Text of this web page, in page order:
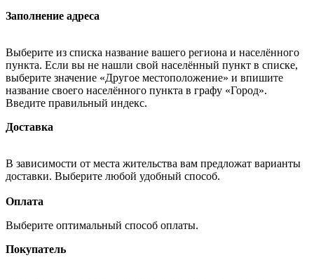
Заполнение адреса
Выберите из списка название вашего региона и населённого
пункта. Если вы не нашли свой населённый пункт в списке,
выберите значение «Другое местоположение» и впишите
название своего населённого пункта в графу «Город».
Введите правильный индекс.
Доставка
В зависимости от места жительства вам предложат варианты
доставки. Выберите любой удобный способ.
Оплата
Выберите оптимальный способ оплаты.
Покупатель